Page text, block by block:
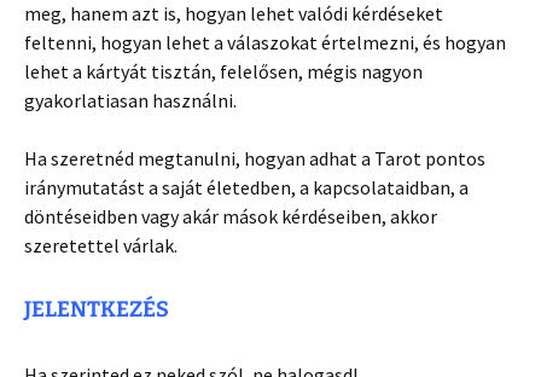
meg, hanem azt is, hogyan lehet valódi kérdéseket
feltenni, hogyan lehet a válaszokat értelmezni, és hogyan
lehet a kártyát tisztán, felelősen, mégis nagyon
gyakorlatiasan használni.
Ha szeretnéd megtanulni, hogyan adhat a Tarot pontos
iránymutatást a saját életedben, a kapcsolataidban, a
döntéseidben vagy akár mások kérdéseiben, akkor
szeretettel várlak.
JELENTKEZÉS